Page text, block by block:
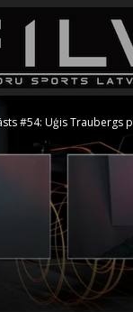
#54: Uģis Traubergs